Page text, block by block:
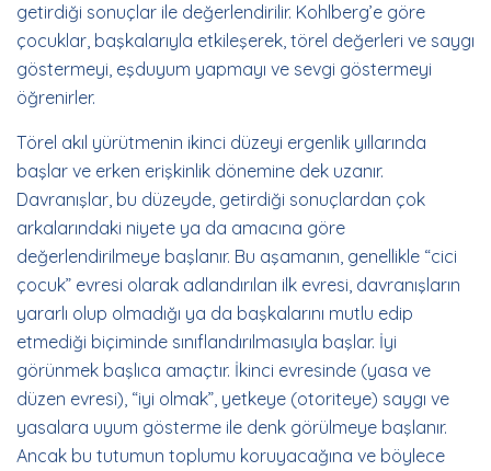
getirdiği sonuçlar ile değerlendirilir. Kohlberg’e göre
çocuklar, başkalarıyla etkileşerek, törel değerleri ve saygı
göstermeyi, eşduyum yapmayı ve sevgi göstermeyi
öğrenirler.
Törel akıl yürütmenin ikinci düzeyi ergenlik yıllarında
başlar ve erken erişkinlik dönemine dek uzanır.
Davranışlar, bu düzeyde, getirdiği sonuçlardan çok
arkalarındaki niyete ya da amacına göre
değerlendirilmeye başlanır. Bu aşamanın, genellikle “cici
çocuk” evresi olarak adlandırılan ilk evresi, davranışların
yararlı olup olmadığı ya da başkalarını mutlu edip
etmediği biçiminde sınıflandırılmasıyla başlar. İyi
görünmek başlıca amaçtır. İkinci evresinde (yasa ve
düzen evresi), “iyi olmak”, yetkeye (otoriteye) saygı ve
yasalara uyum gösterme ile denk görülmeye başlanır.
Ancak bu tutumun toplumu koruyacağına ve böylece